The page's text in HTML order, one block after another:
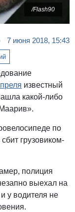
/Flash90
7 июня 2018, 15:43
известный
какой-либо
по
грузовиком-
полиция
выехал на
у водителя не